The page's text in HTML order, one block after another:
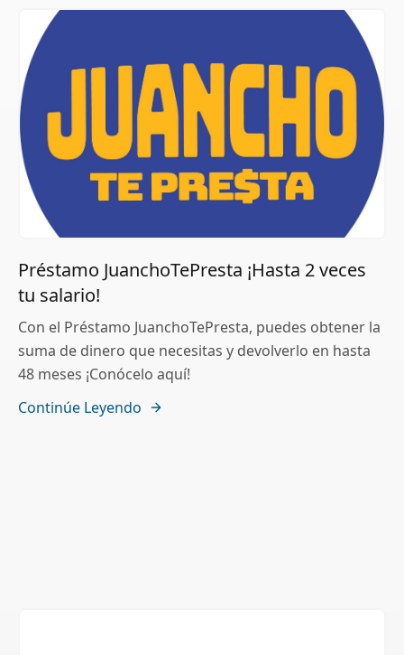
Préstamo JuanchoTePresta ¡Hasta 2 veces
tu salario!
Con el Préstamo JuanchoTePresta, puedes obtener la
suma de dinero que necesitas y devolverlo en hasta
48 meses ¡Conócelo aquí!
Continúe Leyendo